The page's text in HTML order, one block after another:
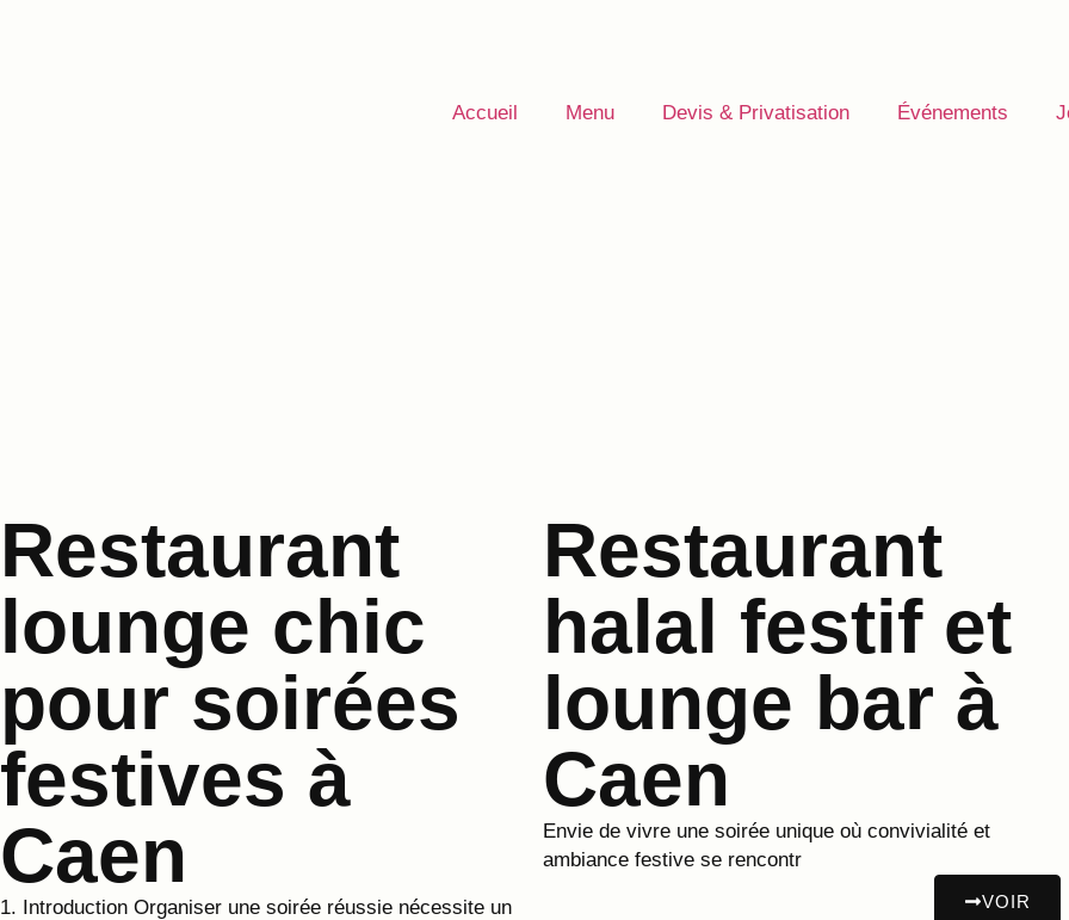
Accueil Menu Devis & Privatisation Événements
Restaurant
lounge chic
pour soirées
festives à
Caen
1. Introduction Organiser une soirée réussie nécessite un
Restaurant
halal festif et
lounge bar à
Caen
Envie de vivre une soirée unique où convivialité et
ambiance festive se rencontr
VOIR